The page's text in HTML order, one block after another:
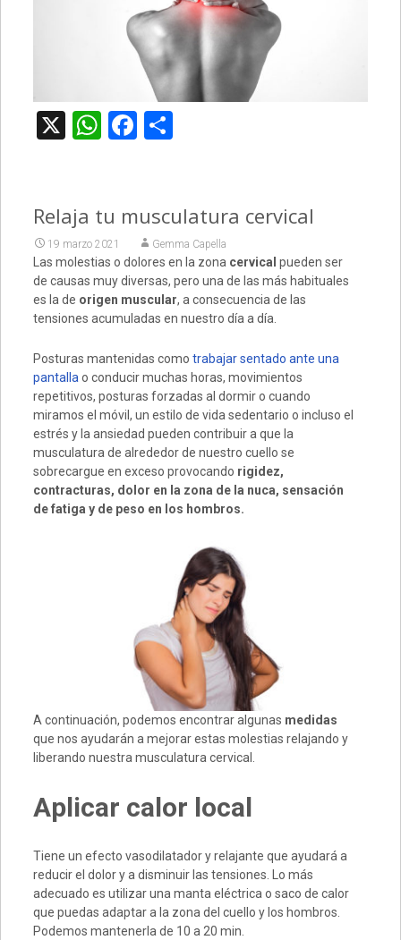
X WhatsApp
Facebook
Relaja tu musculatura cervical
19 marzo 2021 Gemma Capella
Las molestias o dolores en la zonacervical pueden ser
de causas muy diversas, pero una de las más habituales
es la de origen muscular, a consecuencia de las
tensiones acumuladas en nuestro día a día.
Posturas mantenidas como trabajar sentado ante una
pantallao conducir muchas horas, movimientos
repetitivos, posturas forzadas al dormir o cuando
miramos el móvil, un estilo de vida sedentario o incluso el
estrés y la ansiedad pueden contribuir a que la
musculatura de alrededor de nuestro cuello se
sobrecargue en exceso provocando rigidez,
contracturas, dolor en la zona de la nuca, sensación
de fatiga y de peso en los hombros.
A continuación, podemos encontrar algunas medidas
que nos ayudarán a mejorar estas molestias relajando y
liberando nuestra musculatura cervical.
Aplicar calor local
Tiene un efecto vasodilatador y relajante que ayudará a
reducir el dolor y a disminuir las tensiones. Lo más
adecuado es utilizar una manta eléctrica o saco de calor
que puedas adaptar a la zona del cuello y los hombros.
Podemos mantenerla de 10 a 20 min.